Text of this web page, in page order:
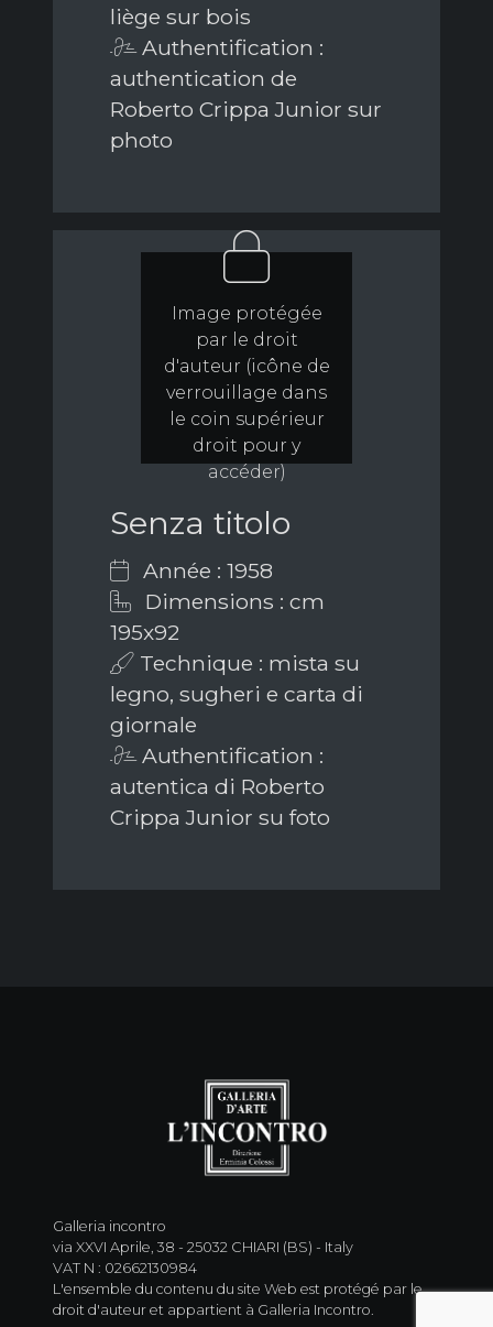
liège sur bois
Authentification :
authentication de
Roberto Crippa Junior sur
photo
Image protégée
par le droit
d'auteur (icône de
verrouillage dans
le coin supérieur
droit pour y
accéder)
Senza titolo
Année : 1958
Dimensions : cm
195x92
Technique : mista su
legno, sugheri e carta di
giornale
Authentification :
autentica di Roberto
Crippa Junior su foto
Galleria incontro
via XXVI Aprile, 38 - 25032 CHIARI (BS) - Italy
VAT N : 02662130984
L'ensemble du contenu du site Web est protégé par le
droit d'auteur et appartient à Galleria Incontro.